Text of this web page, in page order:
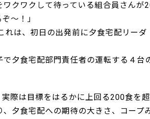
クワクして待っている組合員さんが
〜！」
れは、初日の出発前に夕食宅配リーダ
夕食宅配部門責任者の運転する４台
際は目標をはるかに上回る200食を
夕食宅配への期待の大きさ、コープ